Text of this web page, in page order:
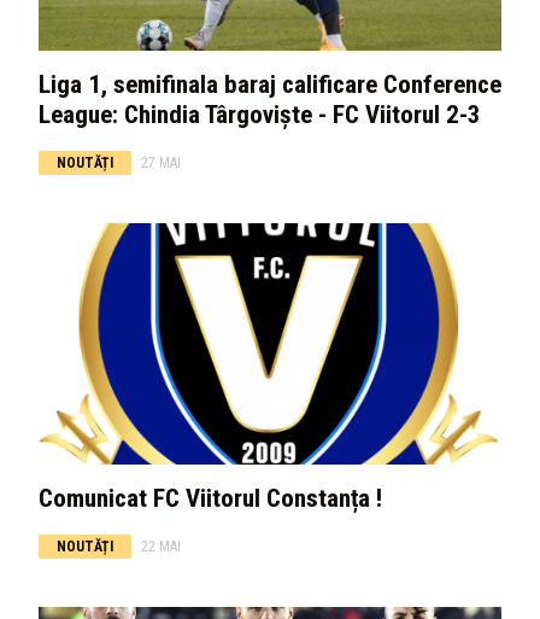
Liga 1, semifinala baraj calificare Conference
League: Chindia Târgoviște - FC Viitorul 2-3
NOUTĂȚI 27 MAI
Comunicat FC Viitorul Constanța !
NOUTĂȚI 22 MAI